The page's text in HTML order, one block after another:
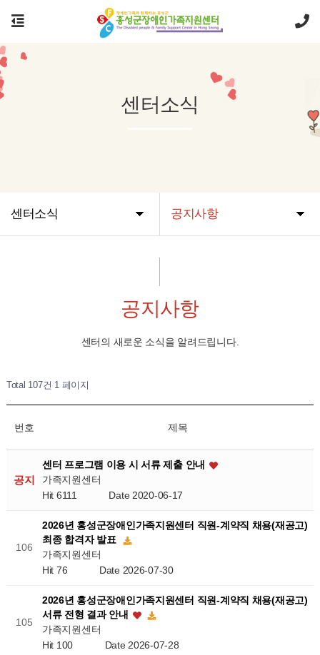
센터소식 공지사항
센터소식
공지사항
센터의 새로운 소식을 알려드립니다.
Total 107건 1 페이지
번호 제목
공지
센터 프로그램 이용 시 서류 제출 안내
가족지원센터
Hit 6111 Date 2020-06-17
106
2026년 홍성군장애인가족지원센터 직원-계약직 채용(재공고)
최종 합격자 발표
가족지원센터
Hit 76 Date 2026-07-30
105
2026년 홍성군장애인가족지원센터 직원-계약직 채용(재공고)
서류 전형 결과 안내
가족지원센터
Hit 100 Date 2026-07-28